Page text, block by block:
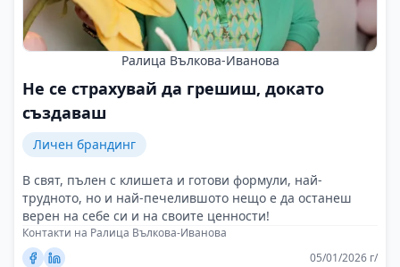
Ралица Вълкова-Иванова
Не се страхувай да грешиш, докато
създаваш
Личен брандинг
В свят, пълен с клишета и готови формули, най-
трудното, но и най-печелившото нещо е да останеш
верен на себе си и на своите ценности!
Контакти на Ралица Вълкова-Иванова
05/01/2026 г/